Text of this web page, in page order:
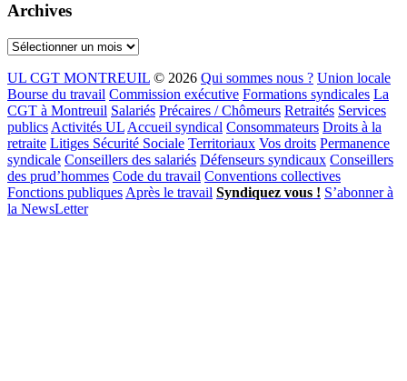
Archives
Archives
UL CGT MONTREUIL © 2026 Qui sommes nous ? Union locale
Bourse du travail Commission exécutive Formations syndicales La
CGT à Montreuil Salariés Précaires / Chômeurs Retraités Services
publics Activités UL Accueil syndical Consommateurs Droits à la
retraite Litiges Sécurité Sociale Territoriaux Vos droits Permanence
syndicale Conseillers des salariés Défenseurs syndicaux Conseillers
des prud’hommes Code du travail Conventions collectives
Fonctions publiques Après le travail Syndiquez vous ! S’abonner à
la NewsLetter